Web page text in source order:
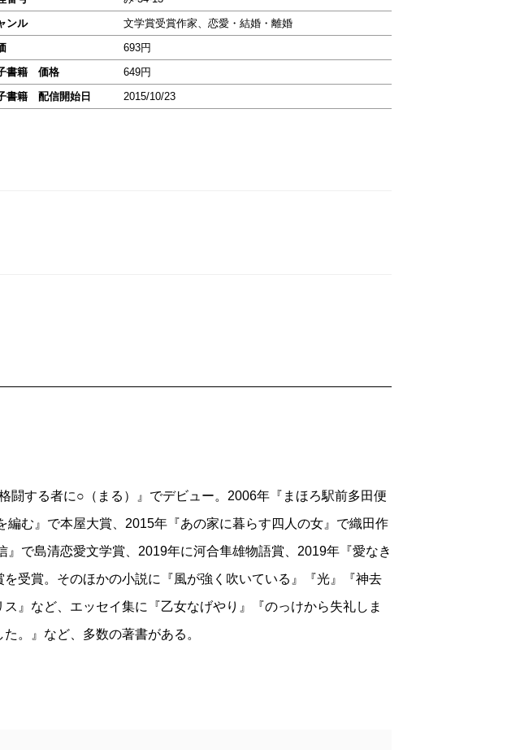
ンル
文学賞受賞作家、恋愛・結婚・離婚
693円
書籍 価格
649円
書籍 配信開始日
2015/10/23
闘する者に○（まる）』でデビュー。2006年『まほろ駅前多田便
編む』で本屋大賞、2015年『あの家に暮らす四人の女』で織田作
』で島清恋愛文学賞、2019年に河合隼雄物語賞、2019年『愛なき
受賞。そのほかの小説に『風が強く吹いている』『光』『神去
』など、エッセイ集に『乙女なげやり』『のっけから失礼しま
。』など、多数の著書がある。